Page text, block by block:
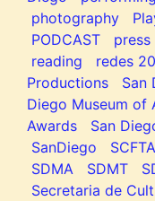
photography
PODCAST
press
reading
redes
Productions
San
Diego Museum of
Awards
San
SanDiego
SCFTA
SDMA
SDMT
Secretaria de